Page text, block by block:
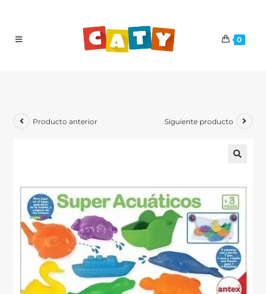
0
Producto anterior Siguiente producto